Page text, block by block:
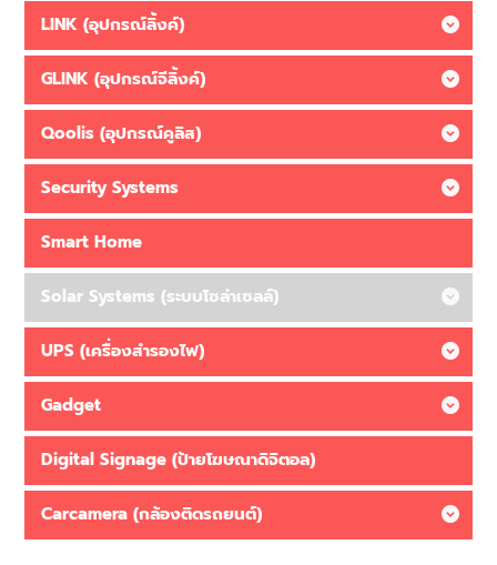
LINK (อุปกรณ์ลิ้งค์)
GLINK (อุปกรณ์จีลิ้งค์)
Qoolis (อุปกรณ์คูลิส)
Security Systems
Smart Home
Solar Systems (ระบบโซล่าเซลล์)
UPS (เครื่องสำรองไฟ)
Gadget
Digital Signage (ป้ายโฆษณาดิจิตอล)
Carcamera (กล้องติดรถยนต์)